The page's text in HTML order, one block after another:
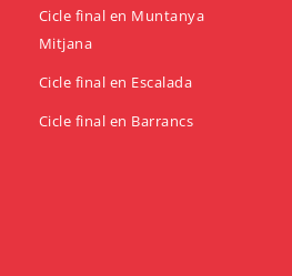
Cicle final en Muntanya
Mitjana
Cicle final en Escalada
Cicle final en Barrancs